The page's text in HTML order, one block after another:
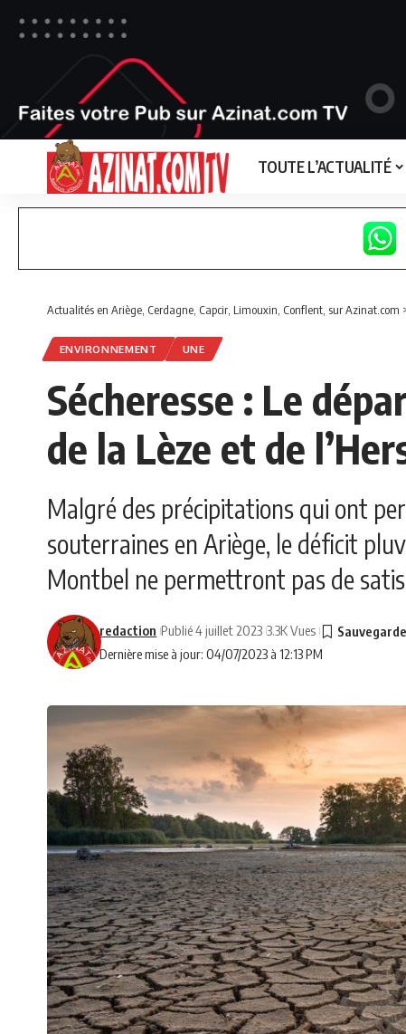
TOUTE L’ACTUALITÉ
Actualités en Ariège, Cerdagne, Capcir, Limouxin, Conflent, sur Azinat.com
ENVIRONNEMENT UNE
Sécheresse : Le
de la Lèze et de
Malgré des précipitations qui ont
souterraines en Ariège, le déficit
Montbel ne permettront pas de
Dernière mise à jour: 04/07/2023 à 12:13 PM
redaction Publié 4 juillet 2023 3.3K Vues